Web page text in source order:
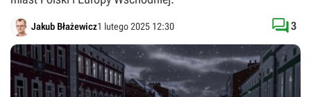
Jakub Błażewicz1 lutego 2025 12:30 3